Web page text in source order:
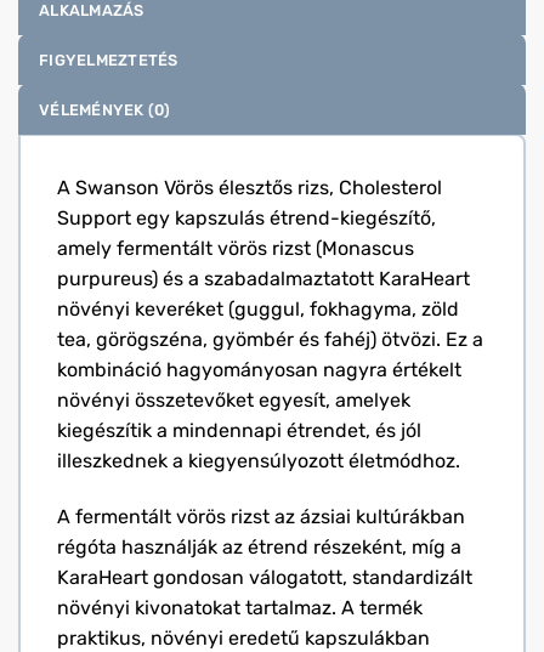
ALKALMAZÁS
FIGYELMEZTETÉS
VÉLEMÉNYEK (0)
A Swanson Vörös élesztős rizs, Cholesterol
Support egy kapszulás étrend-kiegészítő,
amely fermentált vörös rizst (Monascus
purpureus) és a szabadalmaztatott KaraHeart
növényi keveréket (guggul, fokhagyma, zöld
tea, görögszéna, gyömbér és fahéj) ötvözi. Ez a
kombináció hagyományosan nagyra értékelt
növényi összetevőket egyesít, amelyek
kiegészítik a mindennapi étrendet, és jól
illeszkednek a kiegyensúlyozott életmódhoz.
A fermentált vörös rizst az ázsiai kultúrákban
régóta használják az étrend részeként, míg a
KaraHeart gondosan válogatott, standardizált
növényi kivonatokat tartalmaz. A termék
praktikus, növényi eredetű kapszulákban